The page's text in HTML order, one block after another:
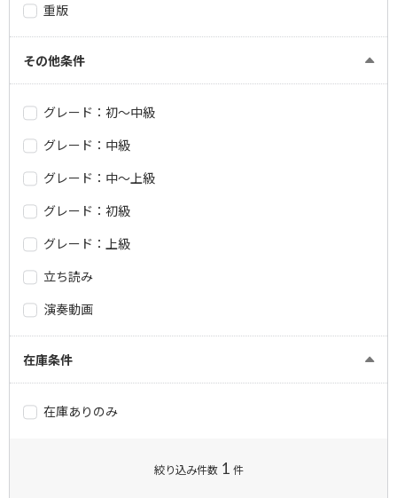
重版
その他条件
グレード：初～中級
グレード：中級
グレード：中～上級
グレード：初級
グレード：上級
立ち読み
演奏動画
在庫条件
在庫ありのみ
絞り込み件数 1 件